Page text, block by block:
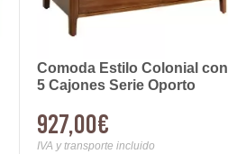
Comoda Estilo Colonial con
5 Cajones Serie Oporto
927,00€
IVA y transporte incluido